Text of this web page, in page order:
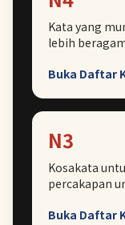
Kata yang
lebih
Buka Daftar
N3
Kosakata
percakapan
Buka Daftar